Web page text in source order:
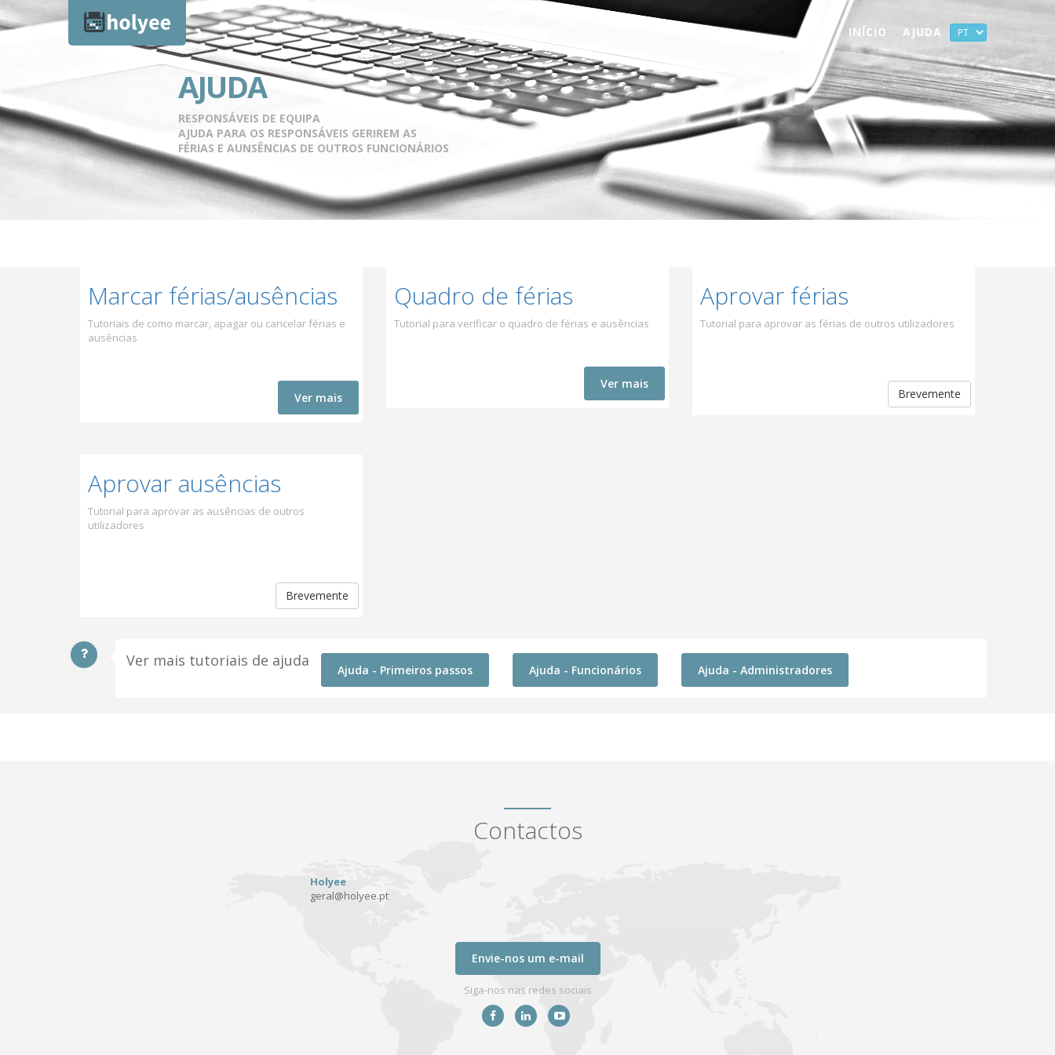
INÍCIO AJUDA
AJUDA
RESPONSÁVEIS DE EQUIPA
AJUDA PARA OS RESPONSÁVEIS GERIREM AS
FÉRIAS E AUNSÊNCIAS DE OUTROS FUNCIONÁRIOS
Marcar férias/ausências
Tutoriais de como marcar, apagar ou cancelar férias e
ausências
Ver mais
Quadro de férias
Tutorial para verificar o quadro de férias e ausências
Ver mais
Aprovar férias
Tutorial para aprovar as férias de outros utilizadores
Brevemente
Aprovar ausências
Tutorial para aprovar as ausências de outros
utilizadores
Brevemente
Ver mais tutoriais de ajuda
Ajuda - Primeiros passos Ajuda - Funcionários Ajuda - Administradores
Contactos
Holyee
geral@holyee.pt
Envie-nos um e-mail
Siga-nos nas redes sociais